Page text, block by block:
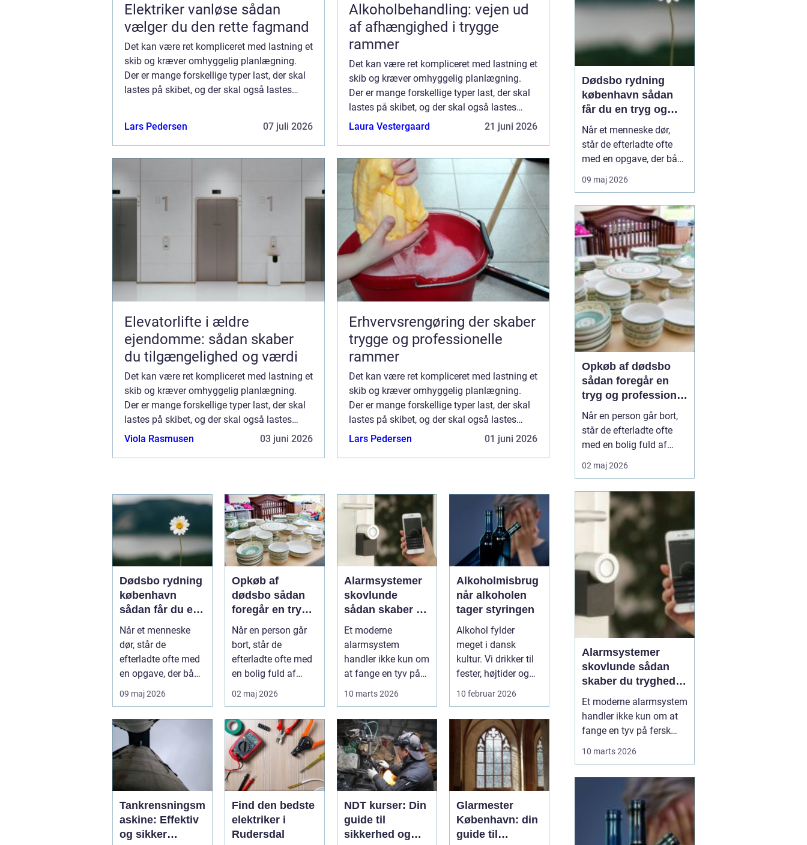
Elektriker vanløse sådan
vælger du den rette fagmand
Det kan være ret kompliceret med lastning et
skib og kræver omhyggelig planlægning.
Der er mange forskellige typer last, der skal
lastes på skibet, og der skal også lastes
Lars Pedersen 07 juli 2026
Alkoholbehandling: vejen ud
af afhængighed i trygge
rammer
Det kan være ret kompliceret med lastning et
skib og kræver omhyggelig planlægning.
Der er mange forskellige typer last, der skal
lastes på skibet, og der skal også lastes
forskelligt udstyr som ankre, containere og
Laura Vestergaard 21 juni 2026
Elevatorlifte i ældre
ejendomme: sådan skaber
du tilgængelighed og værdi
Det kan være ret kompliceret med lastning et
skib og kræver omhyggelig planlægning.
Der er mange forskellige typer last, der skal
lastes på skibet, og der skal også lastes
forskelligt udstyr som ankre, containere og
Viola Rasmusen 03 juni 2026
Erhvervsrengøring der skaber
trygge og professionelle
rammer
Det kan være ret kompliceret med lastning et
skib og kræver omhyggelig planlægning.
Der er mange forskellige typer last, der skal
lastes på skibet, og der skal også lastes
forskelligt udstyr som ankre, containere og
Lars Pedersen 01 juni 2026
Dødsbo rydning
københavn
sådan får du en
tryg og effektiv
løsning
Når et menneske
dør, står de
efterladte ofte med
en opgave, der både
er praktisk
krævende og
følelse...
09 maj 2026
Opkøb af
dødsbo sådan
foregår en tryg
og professionel
proces
Når en person går
bort, står de
efterladte ofte med
en bolig fuld af
minder, møbler og
personlige ej...
02 maj 2026
Alarmsystemer
skovlunde
sådan skaber du
tryghed i
hverdagens
rammer
Et moderne
alarmsystem
handler ikke kun om
at fange en tyv på
meg...
10 marts 2026
Alkoholmisbrug
når alkoholen
tager styringen
Alkohol fylder
meget i dansk
kultur. Vi drikker til
fester, højtider og
sociale
d...
10 februar 2026
Tankrensningsm
askine: Effektiv
og sikker
Find den bedste
elektriker i
Rudersdal
NDT kurser: Din
guide til
sikkerhed og
Glarmester
København: din
guide til
Dødsbo rydning
københavn sådan
får du en tryg og
effektiv løsning
Når et menneske dør,
står de efterladte ofte
med en opgave, der både
er praktisk krævende og
følelsesmæssigt tung:
Særligt i København,
hvor mange boliger er
små, trapperne er smalle,
og parkeringsforholdene
kan være besværlige, ...
09 maj 2026
Opkøb af dødsbo
sådan foregår en
tryg og professionel
proces
Når en person går bort,
står de efterladte ofte
med en bolig fuld af
minder, møbler og
personlige ejendele. Det
overskue både
praktikken og følelserne
på én gang. Mange
vælger derfor at få hjælp
til opkøb af dødsbo, så
rydning, sort...
02 maj 2026
Alarmsystemer
skovlunde sådan
skaber du tryghed i
hverdagens rammer
Et moderne alarmsystem
handler ikke kun om at
fange en tyv på fersk
og de omkringliggende
byer vælger flere og flere
boligejere og
virksomheder
10 marts 2026